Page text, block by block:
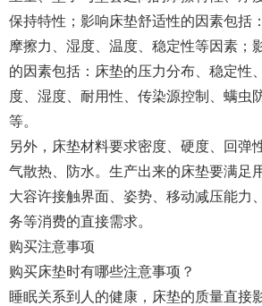
保持特性；影响床垫舒适性的因素包括
摩擦力、湿度、温度、稳定性等因素；
的因素包括：床垫的压力分布、稳定性
度、湿度、耐用性、传染源控制、螨虫
等。
另外，床垫材料要求密度、硬度、回弹
气散热、防水。生产出来的床垫要满足
大容许接触界面、姿势、移动减压能力
务等消费的直接需求。
购买注意事项
购买床垫时有哪些注意事项？
睡眠关系到人的健康，床垫的质量直接